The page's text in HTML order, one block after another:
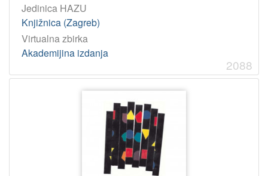
Jedinica HAZU
Knjižnica (Zagreb)
Virtualna zbirka
Akademijina izdanja
2088